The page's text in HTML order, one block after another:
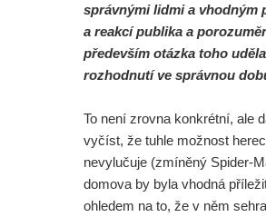
správnými lidmi a vhodným
a reakcí publika a
především otázka toho
rozhodnutí ve správnou
To není zrovna konkrétní, ale
vyčíst, že tuhle možnost
nevylučuje (zmíněný Spider-
domova by byla vhodná
ohledem na to, že v něm